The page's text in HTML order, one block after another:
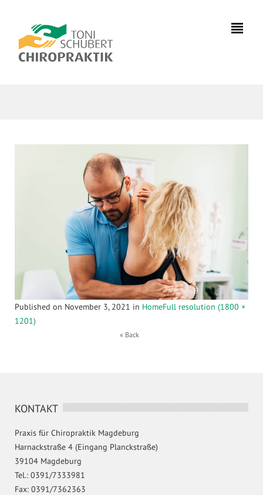
info@chiropraktik-
Published on November 3, 2021 in HomeFull resolution (1800 ×
1201)
« Back
KONTAKT
Praxis für Chiropraktik Magdeburg
Harnackstraße 4 (Eingang Planckstraße)
39104 Magdeburg
Tel.: 0391/7333981
Fax: 0391/7362363